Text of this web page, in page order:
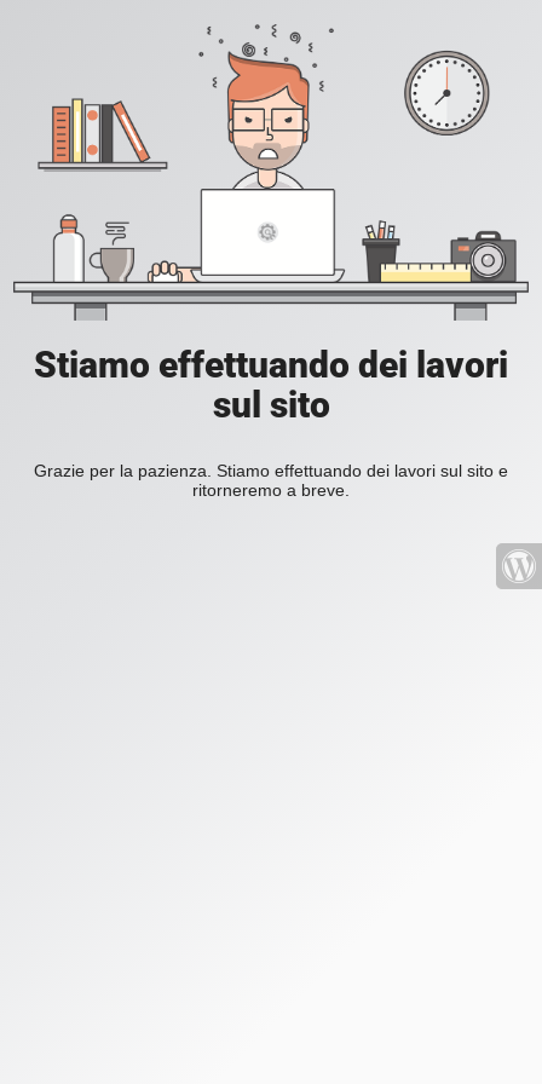
Stiamo effettuando dei lavori
sul sito
Grazie per la pazienza. Stiamo effettuando dei lavori sul sito e
ritorneremo a breve.